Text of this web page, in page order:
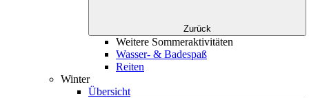
Zurück
Weitere Sommeraktivitäten
Wasser- & Badespaß
Reiten
Winter
Übersicht